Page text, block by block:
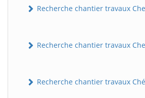
Recherche chantier travaux
Recherche chantier travaux
Recherche chantier travaux